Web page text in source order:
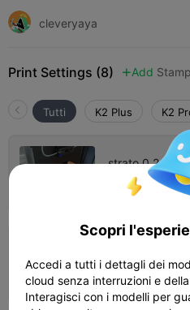
cleveryaya
Print Settings (8)  Add
Tutti K2 Plus K2
strato 0.2mm,
Autore  03h
0.32mm, 2
 02h 30m
Scopri
Accedi a tutti i dettagli dei
cloud senza interruzioni e
Interagisci con i modelli per